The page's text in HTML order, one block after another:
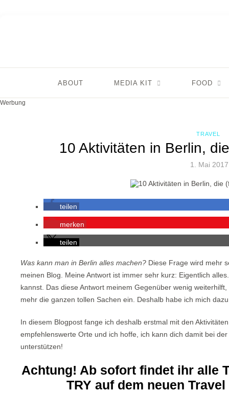
ABOUT MEDIA KIT FOOD
Werbung
TRAVEL
10 Aktivitäten in Berlin,
1. Mai 2017
teilen
merken
teilen
Was kann man in Berlin alles machen? Diese Frage wird mehr
meinen Blog. Meine Antwort ist immer sehr kurz: Eigentlich
kannst. Das diese Antwort meinem Gegenüber wenig
mehr die ganzen tollen Sachen ein. Deshalb habe ich mich
In diesem Blogpost fange ich deshalb erstmal mit den
empfehlenswerte Orte und ich hoffe, ich kann dich damit bei
unterstützen!
Achtung! Ab sofort findet ihr alle
TRY auf dem neuen